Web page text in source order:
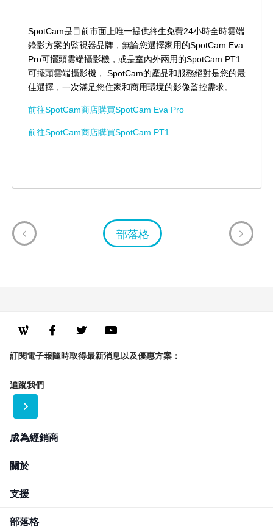
SpotCam是目前市面上唯一提供終生免費24小時全時雲端
錄影方案的監視器品牌，無論您選擇家用的SpotCam Eva
Pro可擺頭雲端攝影機，或是室內外兩用的SpotCam PT1
可擺頭雲端攝影機， SpotCam的產品和服務絕對是您的最
佳選擇，一次滿足您住家和商用環境的影像監控需求。
前往SpotCam商店購買SpotCam Eva Pro
前往SpotCam商店購買SpotCam PT1
部落格
部落格
關於
支援
成為經銷商
訂閱電子報隨時取得最新消息以及優惠方案：
追蹤我們